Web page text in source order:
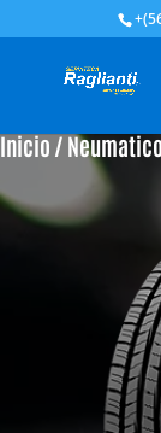
Inicio /